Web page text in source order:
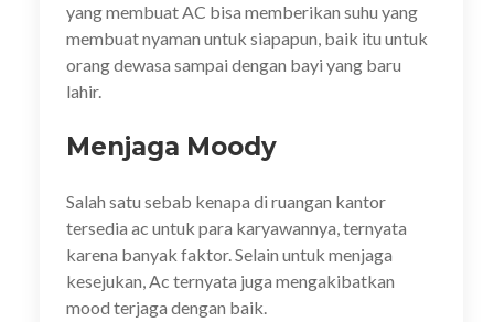
yang membuat AC bisa memberikan suhu yang
membuat nyaman untuk siapapun, baik itu untuk
orang dewasa sampai dengan bayi yang baru
lahir.
Menjaga Moody
Salah satu sebab kenapa di ruangan kantor
tersedia ac untuk para karyawannya, ternyata
karena banyak faktor. Selain untuk menjaga
kesejukan, Ac ternyata juga mengakibatkan
mood terjaga dengan baik.